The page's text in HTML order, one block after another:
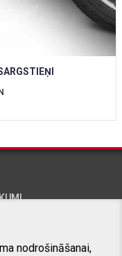
nodrošināšanai,